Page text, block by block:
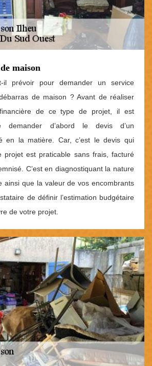
maison
il prévoir pour demander un service
de maison ? Avant de réaliser
de ce type de projet, il est
demander d’abord le devis d’un
en la matière. Car, c’est le devis qui
projet est praticable sans frais, facturé
C’est en diagnostiquant la nature
ainsi que la valeur de vos encombrants
de définir l’estimation budgétaire
de votre projet.